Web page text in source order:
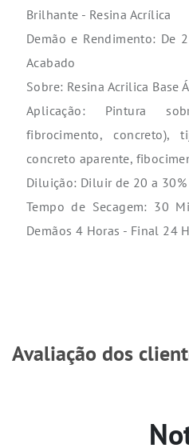
Brilhante - Resina Acrílica
Demão e Rendimento: De
Acabado
Sobre: Resina Acrilica Base
Aplicação: Pintura
fibrocimento, concreto),
concreto aparente,
Diluição: Diluir de 20 a 30%
Tempo de Secagem: 30
Demãos 4 Horas - Final 24
Avaliação dos